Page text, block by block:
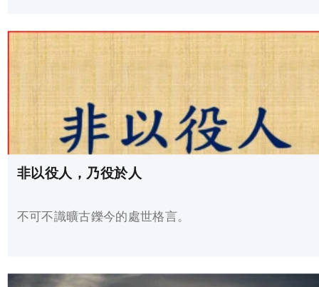
非以役人，乃役於人
不可不識曠古鑠今的處世格言。